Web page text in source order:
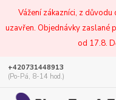
Vážení zákazníci, z
uzavřen. Objednávky zaslané
od 17.8.
+420731448913
(Po-Pá, 8-14 hod.)